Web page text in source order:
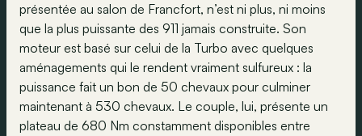
présentée au salon de Francfort, n’est ni plus, ni moins
que la plus puissante des 911 jamais construite. Son
moteur est basé sur celui de la Turbo avec quelques
aménagements qui le rendent vraiment sulfureux : la
puissance fait un bon de 50 chevaux pour culminer
maintenant à 530 chevaux. Le couple, lui, présente un
plateau de 680 Nm constamment disponibles entre